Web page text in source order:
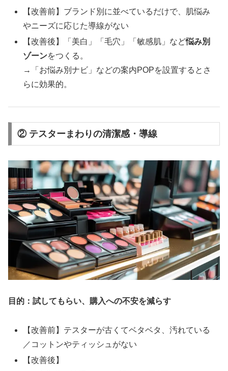
【改善前】ブランド別に並べているだけで、肌悩み
やニーズに応じた導線がない
【改善後】「美白」「毛穴」「敏感肌」など悩み別
ゾーンをつくる。
→「お悩み別ナビ」などの案内POPを設置するとさ
らに効果的。
② テスターまわりの清潔感・導線
目的：試してもらい、購入への不安を減らす
【改善前】テスターが古くてベタベタ、汚れている
／コットンやティッシュがない
【改善後】